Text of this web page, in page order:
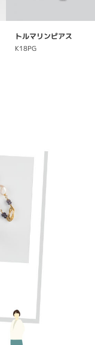
トルマリンピアス
K18PG